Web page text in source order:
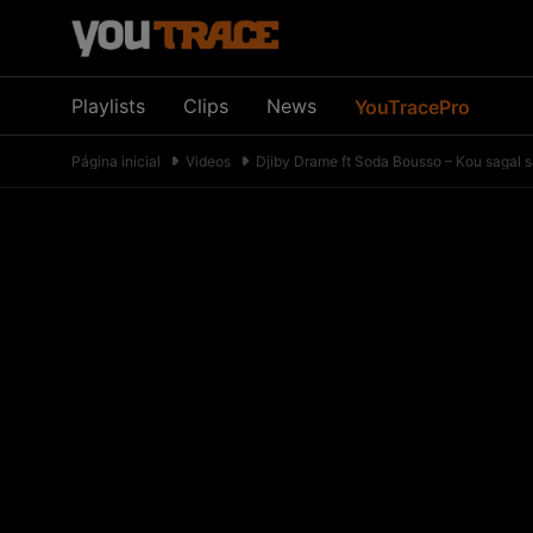
Playlists Clips News YouTracePro
Página inicial Videos Djiby Drame ft Soda Bousso – Kou sagal